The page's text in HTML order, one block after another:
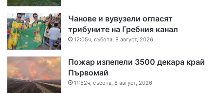
Чанове и вувузели огласят
трибуните на Гребния канал
12:05ч, събота, 8 август, 2026
Пожар изпепели 3500 декара край
Първомай
11:52ч, събота, 8 август, 2026